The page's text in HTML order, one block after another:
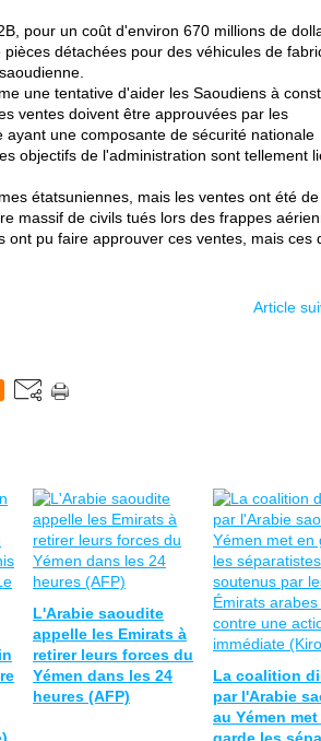
pour un coût d'environ 670 millions de
détachées pour des véhicules de
une tentative d'aider les Saoudiens à
ventes doivent être approuvées par les
une composante de sécurité nationale
objectifs de l'administration sont tellement
étatsuniennes, mais les ventes ont été
massif de civils tués lors des frappes
pu faire approuver ces ventes, mais ces
Article
L'Arabie saoudite
appelle les Emirats à
retirer leurs forces du
Yémen dans les 24
heures (AFP)
La coalition
par l'Arabie
au Yémen met